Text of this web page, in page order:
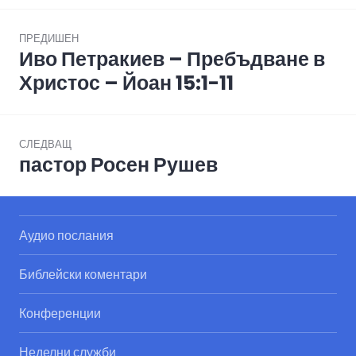
navigation
ПРЕДИШЕН
Previous
post:
Иво Петракиев – Пребъдване в
Христос – Йоан 15:1-11
СЛЕДВАЩ
Next
пастор Росен Рушев
Аудио послания
Библейски коментари
Конференции
Неделни служби